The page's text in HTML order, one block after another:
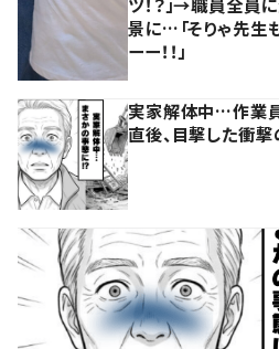
景に…「そりゃ先生
ーー！！」
実家解体中…作業
直後、目撃した衝撃